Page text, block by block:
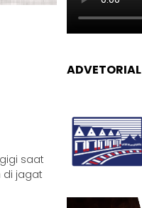
saat
di jagat
ADVETORIAL